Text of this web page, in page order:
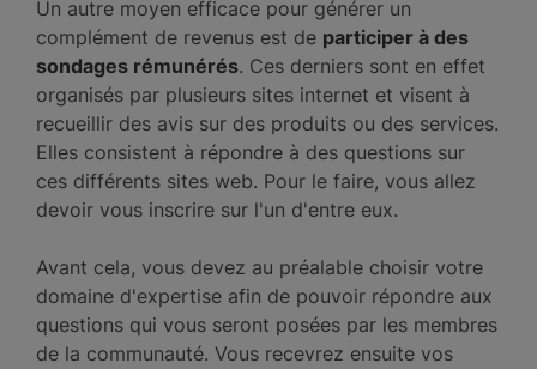
Un autre moyen efficace pour générer un
complément de revenus est de participer à des
sondages rémunérés. Ces derniers sont en effet
organisés par plusieurs sites internet et visent à
recueillir des avis sur des produits ou des services.
Elles consistent à répondre à des questions sur
ces différents sites web. Pour le faire, vous allez
devoir vous inscrire sur l'un d'entre eux.
Avant cela, vous devez au préalable choisir votre
domaine d'expertise afin de pouvoir répondre aux
questions qui vous seront posées par les membres
de la communauté. Vous recevrez ensuite vos